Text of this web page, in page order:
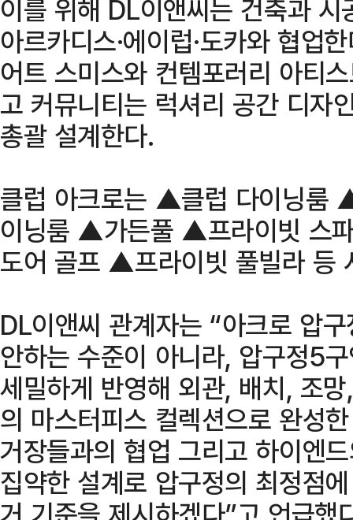
이를 위해 DL이앤씨는 건축과
아르카디스·에이럽·도카와 협업
어트 스미스와 컨템포러리 아티
고 커뮤니티는 럭셔리 공간 디자
총괄 설계한다.
클럽 아크로는 ▲클럽 다이닝룸
이닝룸 ▲가든풀 ▲프라이빗 스
도어 골프 ▲프라이빗 풀빌라 등
DL이앤씨 관계자는 “아크로 압
안하는 수준이 아니라, 압구정5
세밀하게 반영해 외관, 배치, 조
의 마스터피스 컬렉션으로 완성
거장들과의 협업 그리고 하이엔
집약한 설계로 압구정의 최정점